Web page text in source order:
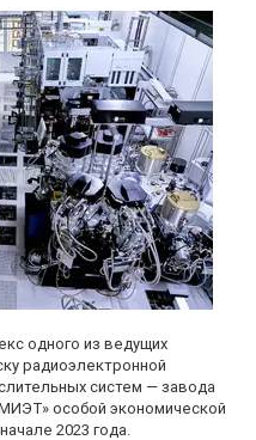
одного из ведущих
радиоэлектронной
систем — завода
особой экономической
2023 года.